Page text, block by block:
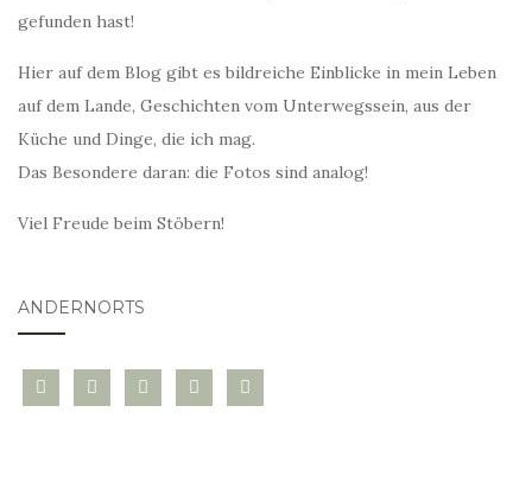
gefunden hast!
Hier auf dem Blog gibt es bildreiche Einblicke in mein Leben
auf dem Lande, Geschichten vom Unterwegssein, aus der
Küche und Dinge, die ich mag.
Das Besondere daran: die Fotos sind analog!
Viel Freude beim Stöbern!
ANDERNORTS
bloglovininstagramtwitter pinterest
mail